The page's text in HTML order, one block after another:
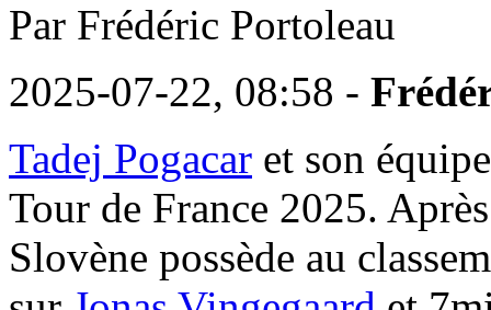
Par Frédéric Portoleau
2025-07-22, 08:58 -
Tadej Pogacar et son
Tour de France 2025.
Slovène possède au